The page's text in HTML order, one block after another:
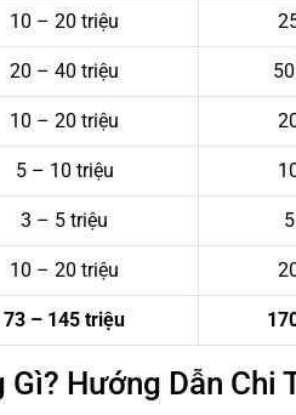
10 – 20 triệu
20 – 40 triệu
10 – 20 triệu
5 – 10 triệu
3 – 5 triệu
10 – 20 triệu
73 – 145 triệu
Hướng Dẫn Chi